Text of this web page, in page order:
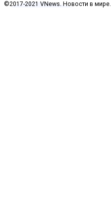
©2017-2021 VNews. Новости в мире.